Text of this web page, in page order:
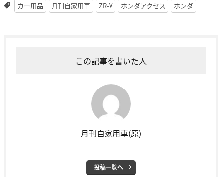
カー用品
月刊自家用車 ZR-V ホンダアクセス ホンダ
この記事を書いた人
月刊自家用車(原)
投稿一覧へ